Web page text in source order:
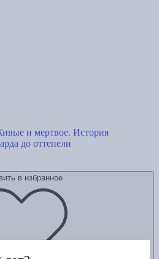
и мертвое. История
до оттепели
в избранное